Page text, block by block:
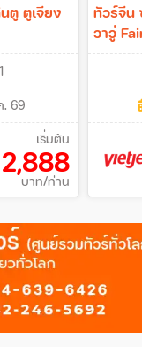
ตู ตูเจียง
. 69
เริ่มต้น
2,888
บาท/ท่าน
ทัวร์จีน
วาวู่ Fairlyland
4คืน